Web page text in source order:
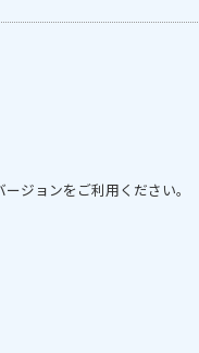
ジョンをご利用ください。